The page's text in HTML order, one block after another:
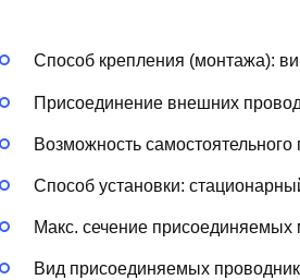
Способ крепления (монтажа):
Присоединение внешних
Возможность
Способ установки:
Макс. сечение
Вид присоединяемых